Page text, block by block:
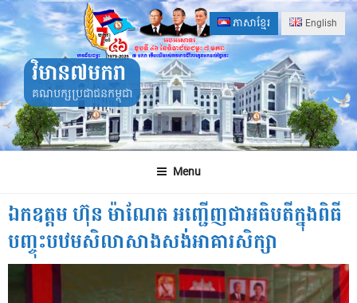
Skip
to
content
ភាសាខ្មែរ English
វិមាន៧មករា
គណបក្សប្រជាជនកម្ពុជា
Menu
ឯកឧត្តម ហ៊ុន ម៉ាណែត អញ្ជើញជាអធិបតីក្នុងពិធី
បញ្ចុះបឋមសិលាសាងសង់អាគារសិក្សា